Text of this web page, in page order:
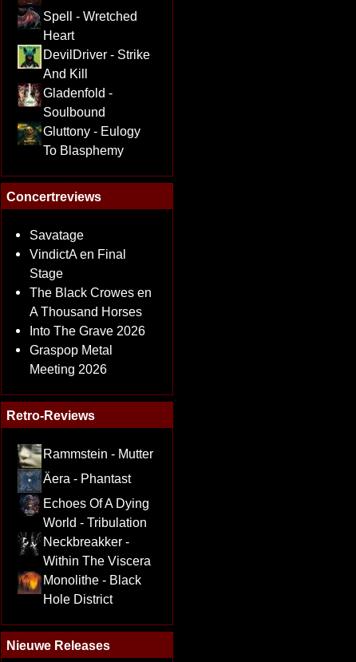
Spell - Wretched
Heart
DevilDriver - Strike
And Kill
Gladenfold -
Soulbound
Gluttony - Eulogy
To Blasphemy
Concertreviews
Savatage
VindictA en Final
Stage
The Black Crowes en
A Thousand Horses
Into The Grave 2026
Graspop Metal
Meeting 2026
Retro-Reviews
Rammstein - Mutter
Äera - Phantast
Echoes Of A Dying
World - Tribulation
Neckbreakker -
Within The Viscera
Monolithe - Black
Hole District
Nieuwe Releases